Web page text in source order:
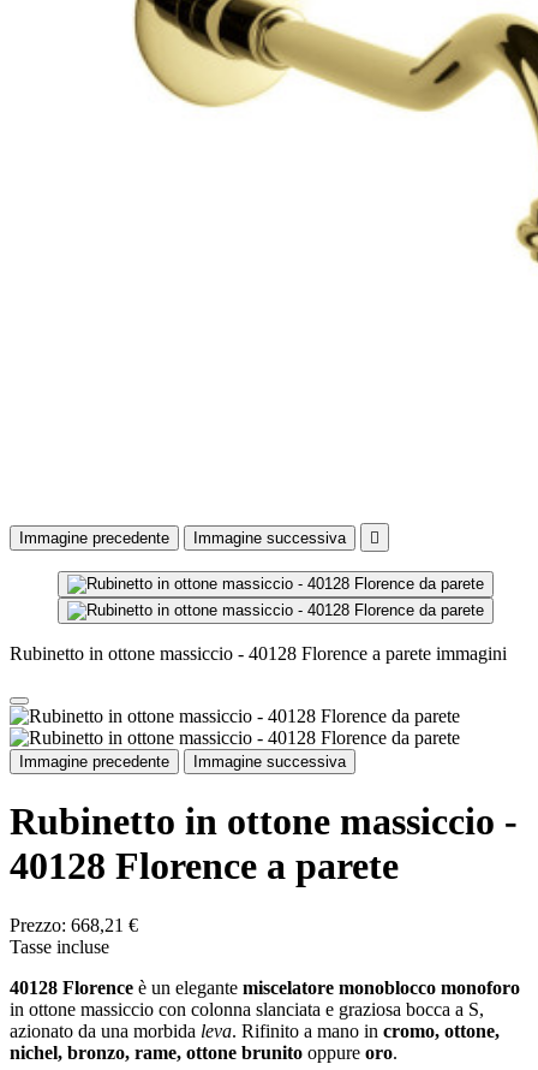
Immagine precedente Immagine successiva 
Rubinetto in ottone massiccio - 40128 Florence a parete immagini
Immagine precedente Immagine successiva
Rubinetto in ottone massiccio -
40128 Florence a parete
Prezzo: 668,21 €
Tasse incluse
40128 Florence è un elegante miscelatore monoblocco monoforo
in ottone massiccio con colonna slanciata e graziosa bocca a S,
azionato da una morbida leva. Rifinito a mano in cromo, ottone,
nichel, bronzo, rame, ottone brunito oppure oro.